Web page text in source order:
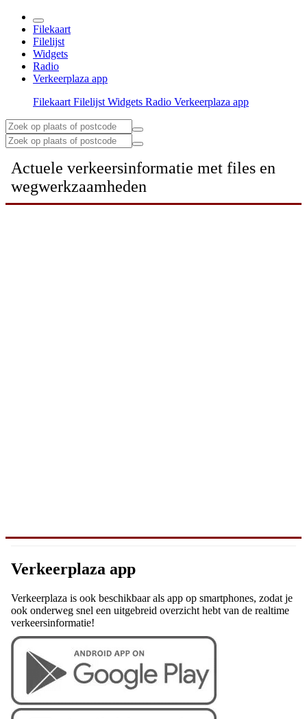
Filekaart
Filelijst
Widgets
Radio
Verkeerplaza app
Filekaart Filelijst Widgets Radio Verkeerplaza app
Actuele verkeersinformatie met files en
wegwerkzaamheden
Verkeerplaza app
Verkeerplaza is ook beschikbaar als app op smartphones, zodat je
ook onderweg snel een uitgebreid overzicht hebt van de realtime
verkeersinformatie!